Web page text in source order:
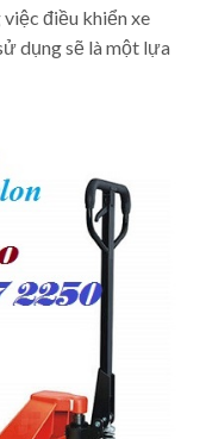
việc điều khiển xe
dụng sẽ là một lựa